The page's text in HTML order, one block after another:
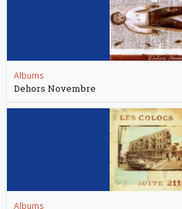
Albums
Dehors Novembre
Albums